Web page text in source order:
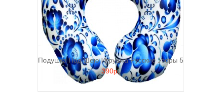
Подушка Под Шею Игрушка Русские Узоры 5
390р.